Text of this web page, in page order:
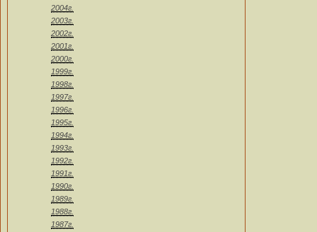
2004г.
2003г.
2002г.
2001г.
2000г.
1999г.
1998г.
1997г.
1996г.
1995г.
1994г.
1993г.
1992г.
1991г.
1990г.
1989г.
1988г.
1987г.